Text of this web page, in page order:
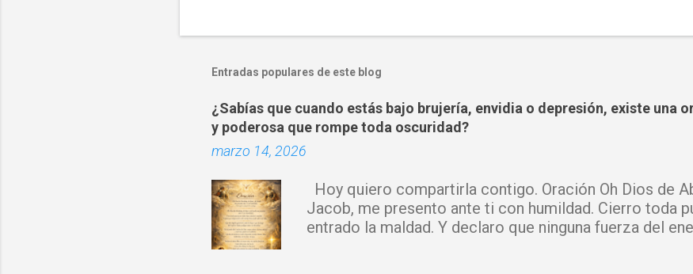
e
t
a
r
i
o
s
Entradas populares de este blog
¿Sabías que cuando estás bajo brujería, envidia o depresión, existe una
y poderosa que rompe toda oscuridad?
marzo 14, 2026
Hoy quiero compartirla contigo. Oración Oh Dios de
Jacob, me presento ante ti con humildad. Cierro toda
entrado la maldad. Y declaro que ninguna fuerza del
Espíritu Santo purifique todo a mi alrededor. Por el